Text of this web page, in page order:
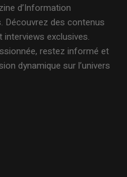
d’Information
Découvrez des contenus
exclusives.
restez informé et
dynamique sur l’univers